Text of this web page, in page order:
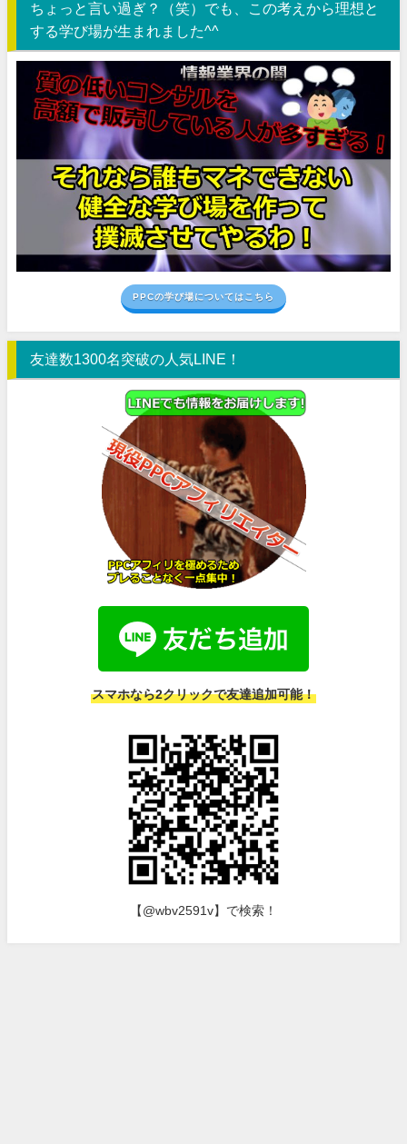
ちょっと言い過ぎ？（笑）でも、この考えから理想と
する学び場が生まれました^^
PPCの学び場についてはこちら
友達数1300名突破の人気LINE！
スマホなら2クリックで友達追加可能！
【@wbv2591v】で検索！